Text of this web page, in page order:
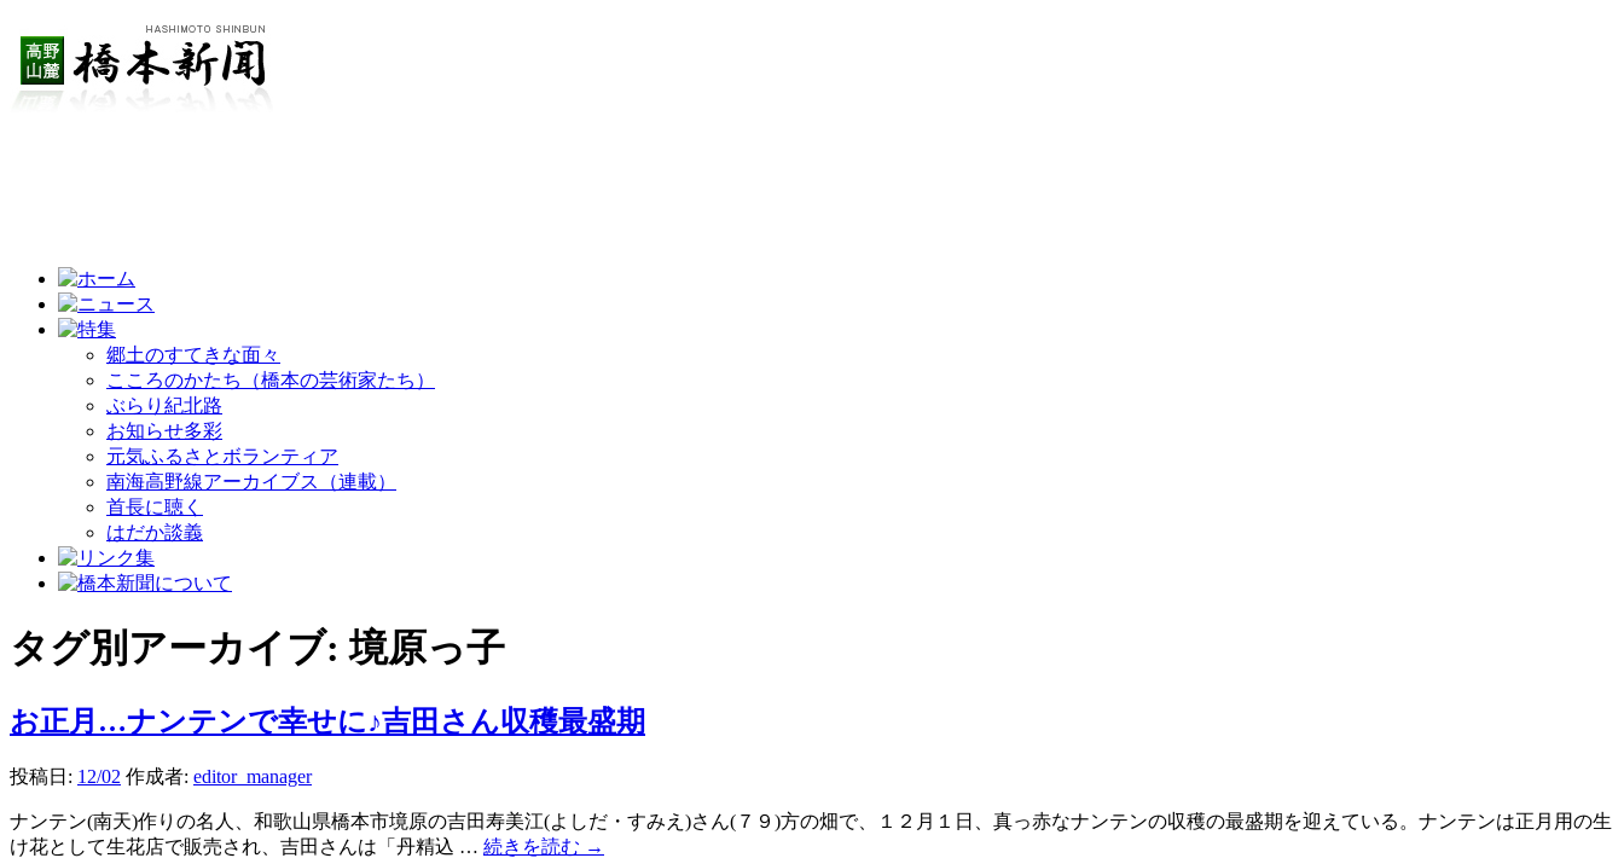
郷土のすてきな面々
こころのかたち（橋本の芸術家たち）
ぶらり紀北路
お知らせ多彩
元気ふるさとボランティア
南海高野線アーカイブス（連載）
首長に聴く
はだか談義
タグ別アーカイブ:境原っ子
お正月…ナンテンで幸せに♪吉田さん収穫最盛期
投稿日: 12/02 作成者: editor_manager
ナンテン(南天)作りの名人、和歌山県橋本市境原の吉田寿美江(よしだ・すみえ)さん(７９)方の畑で、１２月１日、真っ赤なナンテンの収穫の最盛期を迎えている。ナンテンは正月用の生
け花として生花店で販売され、吉田さんは「丹精込 … 続きを読む →